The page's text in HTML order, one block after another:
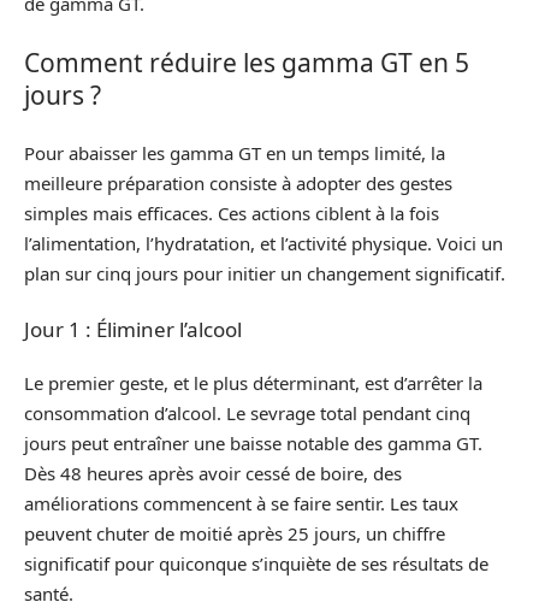
Comment réduire les gamma GT en 5
jours ?
Pour abaisser les gamma GT en un temps limité, la
meilleure préparation consiste à adopter des gestes
simples mais efficaces. Ces actions ciblent à la fois
l’alimentation, l’hydratation, et l’activité physique. Voici un
plan sur cinq jours pour initier un changement significatif.
Jour 1 : Éliminer l’alcool
Le premier geste, et le plus déterminant, est d’arrêter la
consommation d’alcool. Le sevrage total pendant cinq
jours peut entraîner une baisse notable des gamma GT.
Dès 48 heures après avoir cessé de boire, des
améliorations commencent à se faire sentir. Les taux
peuvent chuter de moitié après 25 jours, un chiffre
significatif pour quiconque s’inquiète de ses résultats de
santé.